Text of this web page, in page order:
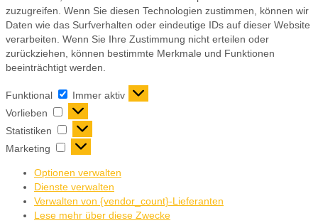
zuzugreifen. Wenn Sie diesen Technologien zustimmen, können wir
Daten wie das Surfverhalten oder eindeutige IDs auf dieser Website
verarbeiten. Wenn Sie Ihre Zustimmung nicht erteilen oder
zurückziehen, können bestimmte Merkmale und Funktionen
beeinträchtigt werden.
Funktional
Immer aktiv
Vorlieben
Statistiken
Marketing
Optionen verwalten
Dienste verwalten
Verwalten von {vendor_count}-Lieferanten
Lese mehr über diese Zwecke